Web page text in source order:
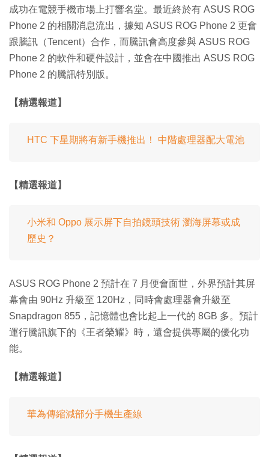
成功在電競手機市場上打響名堂。最近終於有 ASUS ROG
Phone 2 的相關消息流出，據知 ASUS ROG Phone 2 更會
跟騰訊（Tencent）合作，而騰訊會高度參與 ASUS ROG
Phone 2 的軟件和硬件設計，並會在中國推出 ASUS ROG
Phone 2 的騰訊特別版。
【精選報道】
HTC 下星期將有新手機推出！ 中階處理器配大電池
【精選報道】
小米和 Oppo 展示屏下自拍鏡頭技術 瀏海屏幕或成
歷史？
ASUS ROG Phone 2 預計在 7 月便會面世，外界預計其屏
幕會由 90Hz 升級至 120Hz，同時會處理器會升級至
Snapdragon 855，記憶體也會比起上一代的 8GB 多。預計
運行騰訊旗下的《王者榮耀》時，還會提供專屬的優化功
能。
【精選報道】
華為傳縮減部分手機生產線